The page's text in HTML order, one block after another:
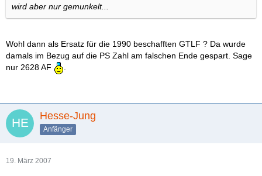
wird aber nur gemunkelt...
Wohl dann als Ersatz für die 1990 beschafften GTLF ? Da wurde
damals im Bezug auf die PS Zahl am falschen Ende gespart. Sage
nur 2628 AF
Hesse-Jung
Anfänger
19. März 2007